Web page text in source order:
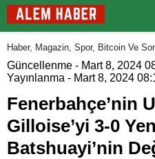
Haber, Magazin, Spor, Bitcoin Ve
Güncellenme - Mart 8, 2024
Yayınlanma - Mart 8, 2024
Fenerbahçe’nin
Gilloise’yi 3-0
Batshuayi’nin